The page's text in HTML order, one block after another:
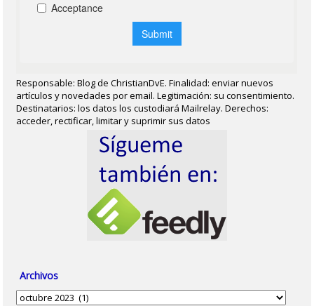
Responsable: Blog de ChristianDvE. Finalidad: enviar nuevos
artículos y novedades por email. Legitimación: su consentimiento.
Destinatarios: los datos los custodiará Mailrelay. Derechos:
acceder, rectificar, limitar y suprimir sus datos
Archivos
Archivos